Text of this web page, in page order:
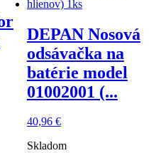
DEPAN Nosová
odsávačka na
batérie model
01002001 (...
40,96 €
Skladom